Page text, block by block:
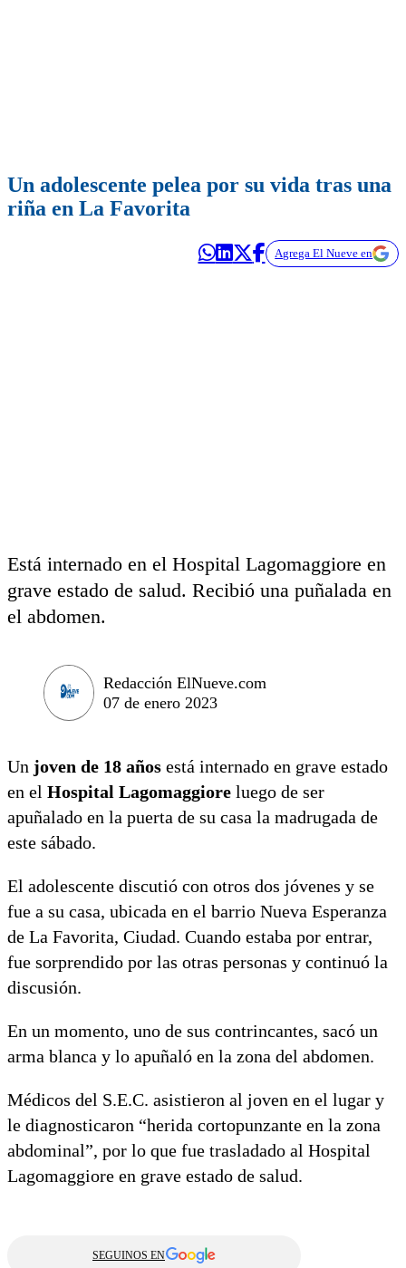
Un adolescente pelea por su vida tras una
riña en La Favorita
Agrega El Nueve en
Está internado en el Hospital Lagomaggiore en
grave estado de salud. Recibió una puñalada en
el abdomen.
Redacción ElNueve.com
07 de enero 2023
Un joven de 18 años está internado en grave estado
en el Hospital Lagomaggiore luego de ser
apuñalado en la puerta de su casa la madrugada de
este sábado.
El adolescente discutió con otros dos jóvenes y se
fue a su casa, ubicada en el barrio Nueva Esperanza
de La Favorita, Ciudad. Cuando estaba por entrar,
fue sorprendido por las otras personas y continuó la
discusión.
En un momento, uno de sus contrincantes, sacó un
arma blanca y lo apuñaló en la zona del abdomen.
Médicos del S.E.C. asistieron al joven en el lugar y
le diagnosticaron “herida cortopunzante en la zona
abdominal”, por lo que fue trasladado al Hospital
Lagomaggiore en grave estado de salud.
SEGUINOS EN